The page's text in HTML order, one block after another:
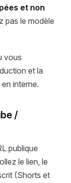
et non
pas le modèle
vous
et la
interne.
/
publique
le lien, le
(Shorts et